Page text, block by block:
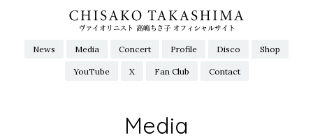
News Media Concert Profile Disco Shop
YouTube X Fan Club Contact
Media